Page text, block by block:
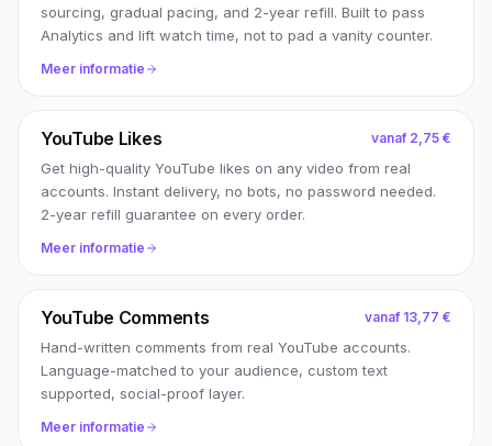
sourcing, gradual pacing, and 2-year refill. Built to pass
Analytics and lift watch time, not to pad a vanity counter.
Meer informatie
YouTube Likes vanaf 2,75 €
Get high-quality YouTube likes on any video from real
accounts. Instant delivery, no bots, no password needed.
2-year refill guarantee on every order.
Meer informatie
YouTube Comments vanaf 13,77 €
Hand-written comments from real YouTube accounts.
Language-matched to your audience, custom text
supported, social-proof layer.
Meer informatie